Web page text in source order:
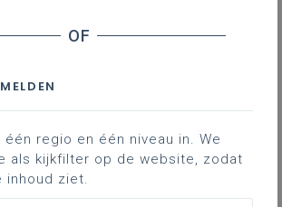
tool kun je
in quizvorm afnemen
regio en één niveau in. We
als kijkfilter op de website, zodat
inhoud ziet.